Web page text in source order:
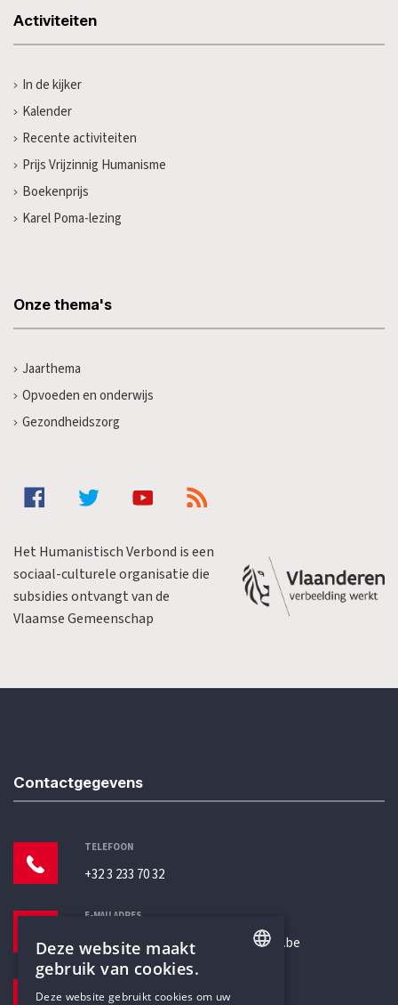
Activiteiten
In de kijker
Kalender
Recente activiteiten
Prijs Vrijzinnig Humanisme
Boekenprijs
Karel Poma-lezing
Onze thema's
Jaarthema
Opvoeden en onderwijs
Gezondheidszorg
Het Humanistisch Verbond is een
sociaal-culturele organisatie die
subsidies ontvangt van de
Vlaamse Gemeenschap
Contactgegevens
TELEFOON
+32 3 233 70 32
E-MAILADRES
secretariaat@humanistischverbond.be
Deze website maakt
gebruik van cookies.
Deze website gebruikt cookies om uw